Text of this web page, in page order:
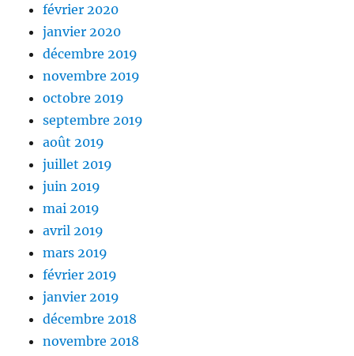
février 2020
janvier 2020
décembre 2019
novembre 2019
octobre 2019
septembre 2019
août 2019
juillet 2019
juin 2019
mai 2019
avril 2019
mars 2019
février 2019
janvier 2019
décembre 2018
novembre 2018